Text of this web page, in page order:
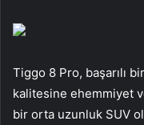
Tiggo 8 Pro, başarılı
kalitesine ehemmiyet
bir orta uzunluk SUV